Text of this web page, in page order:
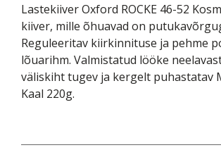
Lastekiiver Oxford ROCKE 46-52
kiiver, mille õhuavad on
Reguleeritav kiirkinnituse ja pehme
lõuarihm. Valmistatud lööke
väliskiht tugev ja kergelt puhastatav
Kaal 220g.